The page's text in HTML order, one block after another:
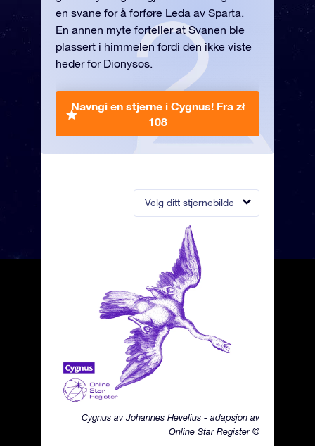
Velg ditt stjernebilde
Cygnus av Johannes Hevelius - adapsjon av
Online Star Register ©
en svane for å forføre Leda av Sparta.
En annen myte forteller at Svanen ble
plassert i himmelen fordi den ikke viste
heder for Dionysos.
Navngi en stjerne i Cygnus! Fra zł
108